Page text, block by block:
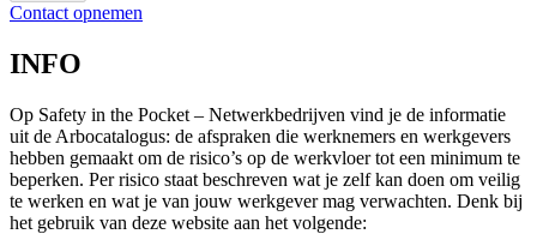
Contact opnemen
INFO
Op Safety in the Pocket – Netwerkbedrijven vind je de informatie
uit de Arbocatalogus: de afspraken die werknemers en werkgevers
hebben gemaakt om de risico’s op de werkvloer tot een minimum te
beperken. Per risico staat beschreven wat je zelf kan doen om veilig
te werken en wat je van jouw werkgever mag verwachten. Denk bij
het gebruik van deze website aan het volgende: